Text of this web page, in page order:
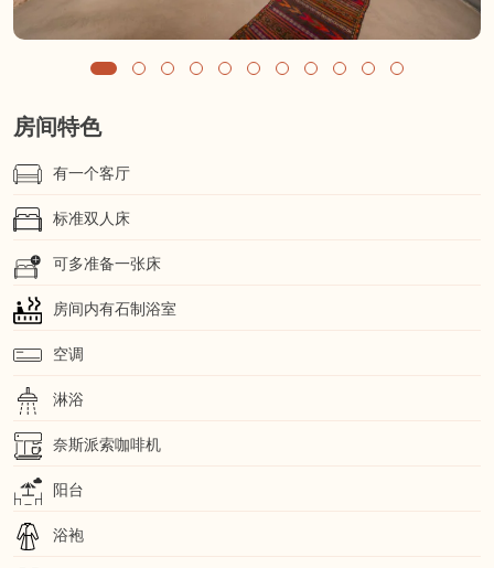
房间特色
有一个客厅
标准双人床
可多准备一张床
房间内有石制浴室
空调
淋浴
奈斯派索咖啡机
阳台
浴袍